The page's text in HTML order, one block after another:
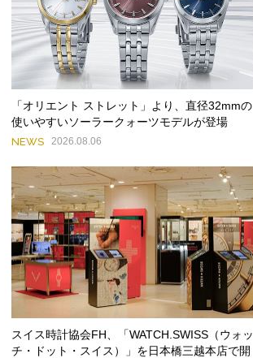
「オリエント ストレット」より、直径32mmの
使いやすいソーラークォーツモデルが登場
NEWS 2026.08.06
スイス時計協会FH、「WATCH.SWISS（ウォッ
チ・ドット・スイス）」を日本橋三越本店で開